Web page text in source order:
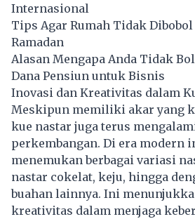
Internasional
Tips Agar Rumah Tidak
Ramadan
Alasan Mengapa Anda Tidak
Dana Pensiun untuk Bisnis
Inovasi dan Kreativitas dalam
Meskipun memiliki akar yang
kue nastar juga terus
perkembangan. Di era modern
menemukan berbagai variasi
nastar cokelat, keju, hingga
buahan lainnya. Ini
kreativitas dalam menjaga